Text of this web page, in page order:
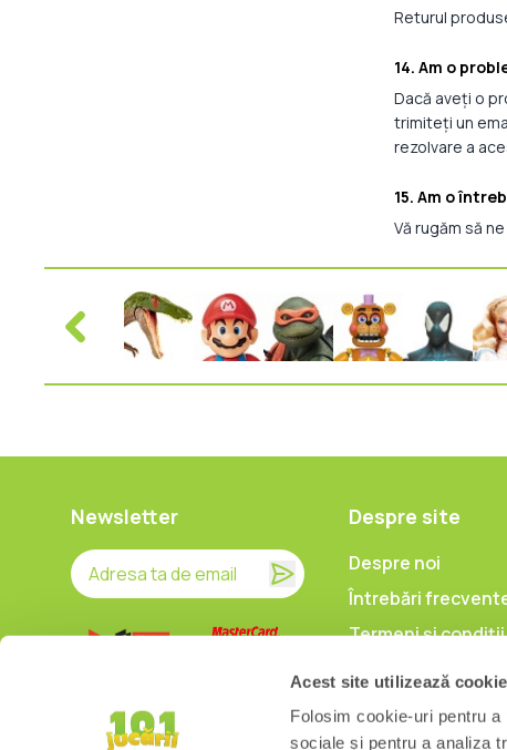
Acest site utilizează
Folosim cookie-uri pentru
sociale și pentru a analiza
Returul
14. Am o
Dacă aveți o
trimiteți un
rezolvare a
15. Am o
Vă rugăm să
Newsletter Despre site
Despre noi
Întrebări
Termeni și condiții
Prelucrarea
caracter personal
Politica de